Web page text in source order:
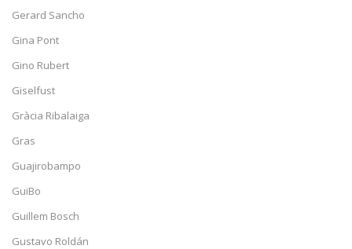
Gerard Sancho
Gina Pont
Gino Rubert
Giselfust
Gràcia Ribalaiga
Gras
Guajirobampo
GuiBo
Guillem Bosch
Gustavo Roldán